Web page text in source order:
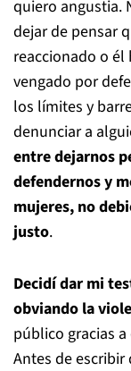
quiero angustia.
dejar de pensar
reaccionado o
vengado por
los límites y
denunciar a
entre dejarnos
defendernos y
mujeres, no
justo.
Decidí dar mi
obviando la
público gracias
Antes de